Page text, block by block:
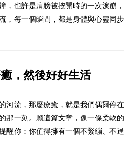
，也許是肩膀被按開時的一次淚崩，
，每一個瞬間，都是身體與心靈同步
，然後好好生活
河流，那麼療癒，就是我們偶爾停在
那一刻。願這篇文章，像一條柔軟的
醒你：你值得擁有一個不緊繃、不逞